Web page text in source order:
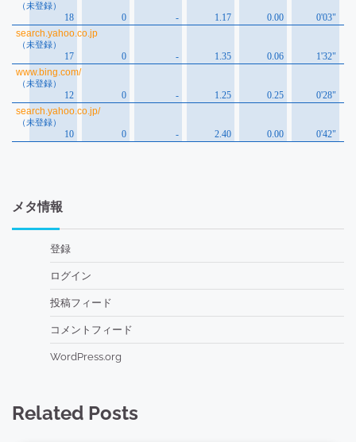
メタ情報
登録
ログイン
投稿フィード
コメントフィード
WordPress.org
Related Posts